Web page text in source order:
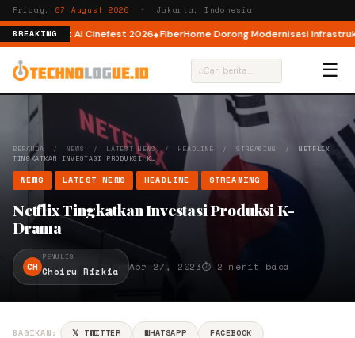
Friday, 07 August 2026 · Jakarta, Indonesia
BREAKING
AI lewat AI Cinefest 2026 FiberHome Dorong Modernisasi
⌕ ☰
BERANDA / NEWS / LATEST NEWS/ HEADLINE /STREAMING / NETFLIX
TINGKATKAN INVESTASI PRODUKSI K…
NEWS LATEST NEWS HEADLINE STREAMING
Netflix Tingkatkan Investasi Produksi K-
Drama
CH
PENULIS
Choiru Rizkia Apr 27, 2023⏱ 2 menit baca
BAGIKAN: 𝕏 TWITTER WHATSAPP
FACEBOOK